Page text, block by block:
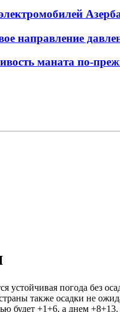
направление
маната по-
устойчивая погода без
также осадки не
будет +1+6, а днем